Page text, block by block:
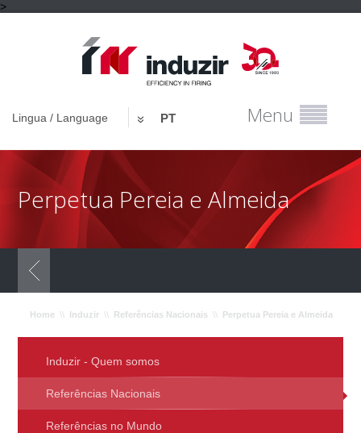
>
Lingua / Language PT Menu
Perpetua Pereia e Almeida
Home \\ Induzir \\ Referências Nacionais \\ Perpetua Pereia e Almeida
Induzir - Quem somos
Referências Nacionais
Referências no Mundo